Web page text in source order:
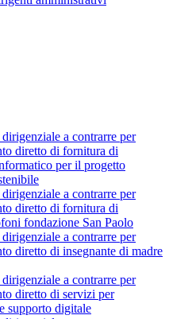
a contrarre per
diretto di fornitura di
per il progetto
a contrarre per
diretto di fornitura di
fondazione San Paolo
a contrarre per
diretto di insegnante di madre
a contrarre per
diretto di servizi per
supporto digitale